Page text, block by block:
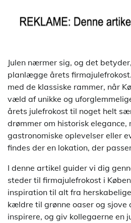
Julen nærmer sig, og det
planlægge årets
med de klassiske rammer, når
væld af unikke og
årets julefrokost til noget helt
drømmer om historisk elegance,
gastronomiske oplevelser eller
findes der en lokation, der
I denne artikel guider vi dig
steder til firmajulefrokost i
inspiration til alt fra
kældre til grønne oaser og
inspirere, og giv kollegaerne en